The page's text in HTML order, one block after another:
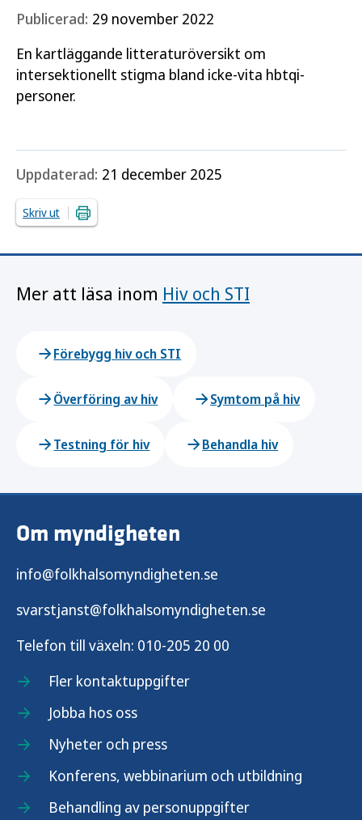
Publicerad: 29 november 2022
En kartläggande litteraturöversikt om
intersektionellt stigma bland icke-vita hbtqi-
personer.
Uppdaterad: 21 december 2025
Skriv ut
Mer att läsa inom Hiv och STI
Förebygg hiv och STI
Överföring av hiv Symtom på hiv
Testning för hiv Behandla hiv
Om myndigheten
info@folkhalsomyndigheten.se
svarstjanst@folkhalsomyndigheten.se
Telefon till växeln: 010-205 20 00
Fler kontaktuppgifter
Jobba hos oss
Nyheter och press
Konferens, webbinarium och utbildning
Behandling av personuppgifter